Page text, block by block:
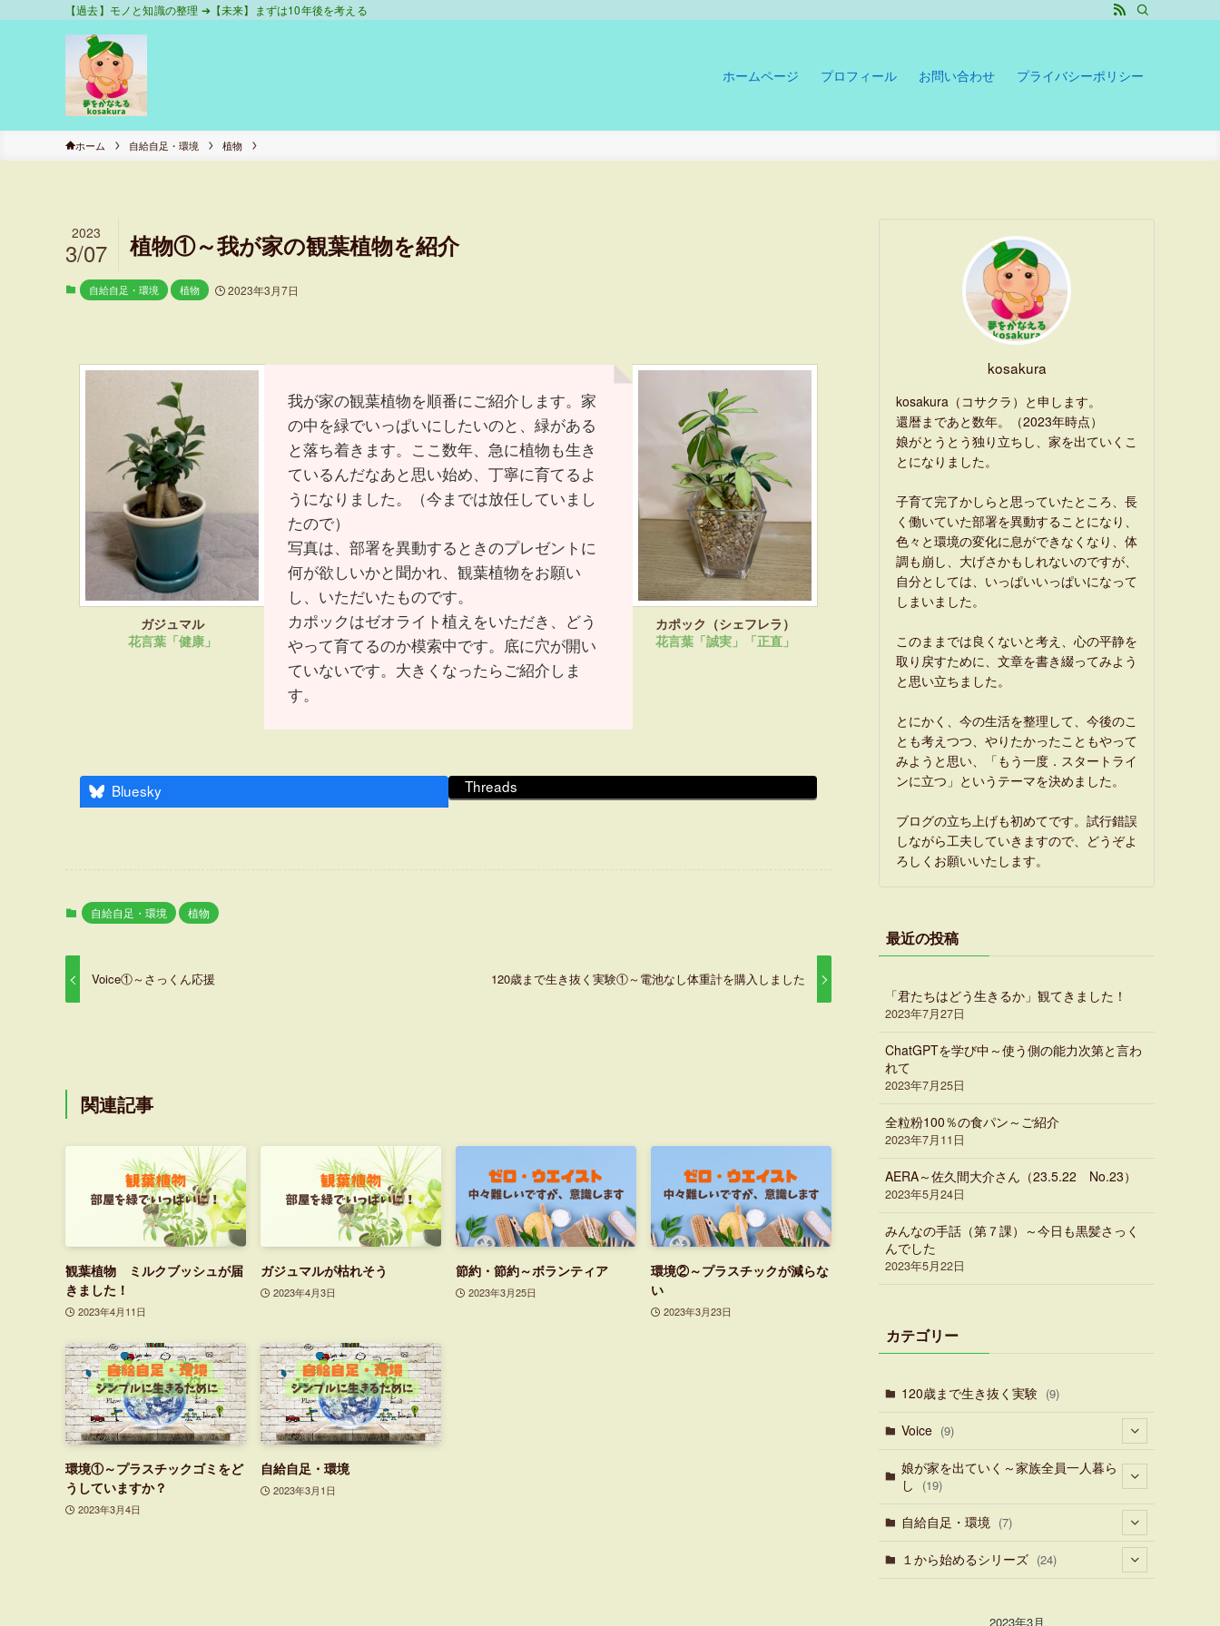
【過去】モノと知識の整理 ➔【未来】まずは10年後を考える
ホームページ プロフィール お問い合わせ プライバシーポリシー
ホーム 自給自足・環境 植物
植物①～我が家の観葉植物を紹介
2023
3/07
自給自足・環境 植物 2023年3月7日
ガジュマル
花言葉「健康」
我が家の観葉植物を順番にご紹介します。家
の中を緑でいっぱいにしたいのと、緑がある
と落ち着きます。ここ数年、急に植物も生き
ているんだなあと思い始め、丁寧に育てるよ
うになりました。（今までは放任していまし
たので）
写真は、部署を異動するときのプレゼントに
何が欲しいかと聞かれ、観葉植物をお願い
し、いただいたものです。
カポックはゼオライト植えをいただき、どう
やって育てるのか模索中です。底に穴が開い
ていないです。大きくなったらご紹介しま
す。
カポック（シェフレラ）
花言葉「誠実」「正直」
Bluesky Threads
自給自足・環境 植物
Voice①～さっくん応援 120歳まで生き抜く実験①～電池なし体重計を購入しました
関連記事
観葉植物 ミルクブッシュが届
きました！
2023年4月11日
ガジュマルが枯れそう
2023年4月3日
節約・節約～ボランティア
2023年3月25日
環境②～プラスチックが減らな
い
2023年3月23日
環境①～プラスチックゴミをど
うしていますか？
2023年3月4日
自給自足・環境
2023年3月1日
kosakura
kosakura（コサクラ）と申します。
還暦まであと数年。（2023年時点）
娘がとうとう独り立ちし、家を出ていくこ
とになりました。
子育て完了かしらと思っていたところ、長
く働いていた部署を異動することになり、
色々と環境の変化に息ができなくなり、体
調も崩し、大げさかもしれないのですが、
自分としては、いっぱいいっぱいになって
しまいました。
このままでは良くないと考え、心の平静を
取り戻すために、文章を書き綴ってみよう
と思い立ちました。
とにかく、今の生活を整理して、今後のこ
とも考えつつ、やりたかったこともやって
みようと思い、「もう一度．スタートライ
ンに立つ」というテーマを決めました。
ブログの立ち上げも初めてです。試行錯誤
しながら工夫していきますので、どうぞよ
ろしくお願いいたします。
最近の投稿
「君たちはどう生きるか」観てきました！
2023年7月27日
ChatGPTを学び中～使う側の能力次第と言わ
れて
2023年7月25日
全粒粉100％の食パン～ご紹介
2023年7月11日
AERA～佐久間大介さん（23.5.22 No.23）
2023年5月24日
みんなの手話（第７課）～今日も黒髪さっく
んでした
2023年5月22日
カテゴリー
120歳まで生き抜く実験 (9)
Voice (9)
(7)
娘が家を出ていく～家族全員一人暮ら
し
(19)
(1)
(12)
自給自足・環境 (7)
(3)
１から始めるシリーズ (24)
2023年3月